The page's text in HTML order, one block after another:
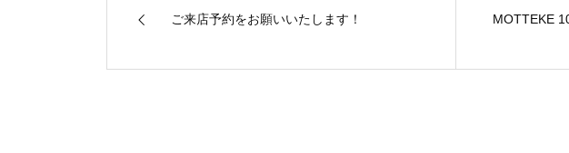
ご来店予約をお願いいたします！ MOTTEKE